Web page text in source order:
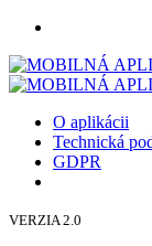
O aplikácii
Technická
GDPR
VERZIA 2.0